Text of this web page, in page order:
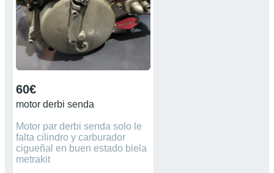
60€
motor derbi senda
Motor par derbi senda solo le
falta cilindro y carburador
cigueñal en buen estado biela
metrakit